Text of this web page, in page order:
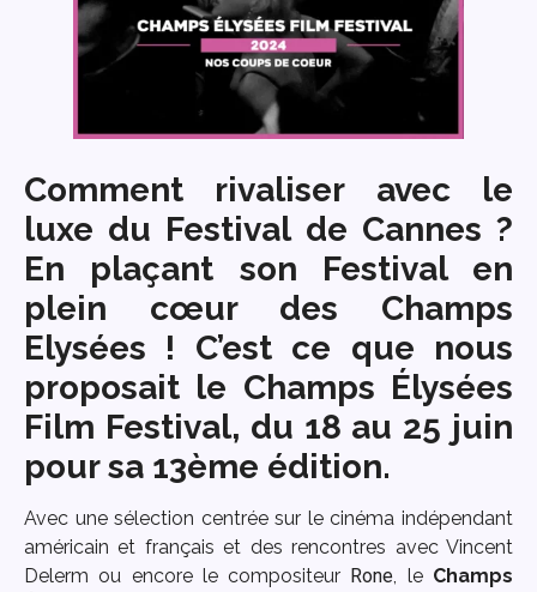
Comment rivaliser avec le
luxe du Festival de Cannes ?
En plaçant son Festival en
plein cœur des Champs
Elysées ! C’est ce que nous
proposait le Champs Élysées
Film Festival, du 18 au 25 juin
pour sa 13ème édition.
Avec une sélection centrée sur le cinéma indépendant
américain et français et des rencontres avec Vincent
Delerm ou encore le compositeur Rone, le Champs